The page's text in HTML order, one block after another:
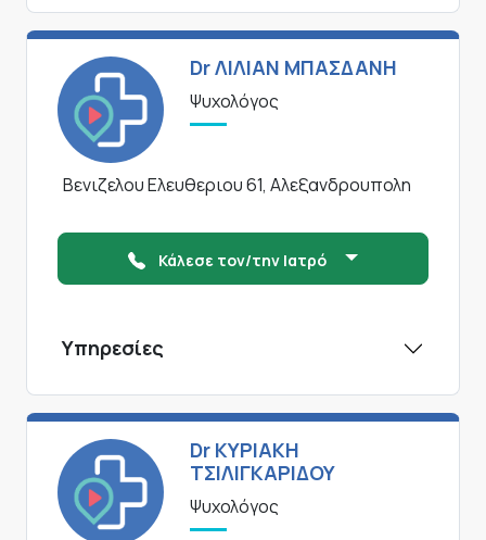
Dr ΛΙΛΙΑΝ ΜΠΑΣΔΑΝΗ
Ψυχολόγος
Βενιζελου Ελευθεριου 61, Αλεξανδρουπολη
Κάλεσε τον/την Ιατρό
Υπηρεσίες
Dr ΚΥΡΙΑΚΗ
ΤΣΙΛΙΓΚΑΡΙΔΟΥ
Ψυχολόγος